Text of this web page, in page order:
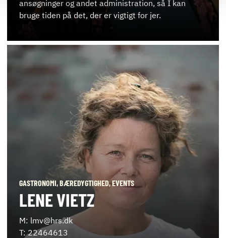
ansøgninger og andet administration, så I kan
bruge tiden på det, der er vigtigt for jer.
GASTRONOMI, BÆREDYGTIGHED, EVENTS
LENE VIETZ
M: lmv@hrs.dk
T: 22464613